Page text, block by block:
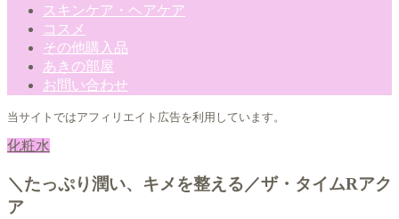
スキンケア・ヘアケア
コスメ
その他購入品
あきの部屋
お問い合わせ
当サイトではアフィリエイト広告を利用しています。
化粧水
＼たっぷり潤い、キメを整える／ザ・タイムRアク
ア